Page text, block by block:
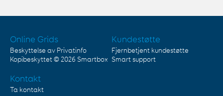
Online Grids
Beskyttelse av Privatinfo
Kopibeskyttet © 2026 Smartbox
Kundestøtte
Fjernbetjent kundestøtte
Smart support
Kontakt
Ta kontakt